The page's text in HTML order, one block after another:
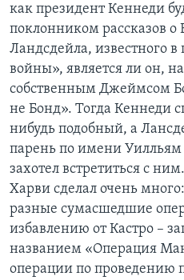
как президент Кеннеди
поклонником рассказов
Ландсдейла, известного
войны», является ли он,
собственным Джеймсом
не Бонд». Тогда Кеннеди
нибудь подобный, а
парень по имени
захотел встретиться с
Харви сделал очень
разные сумасшедшие
избавлению от Кастро –
названием «Операция
операции по проведению